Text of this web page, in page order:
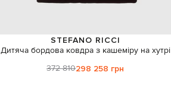
STEFANO RICCI
Дитяча бордова ковдра з кашеміру на хутрі
372 810298 258 грн